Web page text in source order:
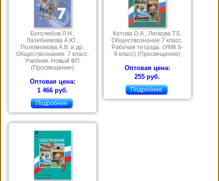
Боголюбов Л.Н.,
Лазебникова А.Ю.,
Половникова А.В. и др.
Обществознание. 7 класс.
Учебник. Новый ФП
(Просвещение)
Оптовая цена:
1 466 руб.
Подробнее
Котова О.А., Лискова Т.Е.
Обществознание 7 класс.
Рабочая тетрадь. (УМК 6-
9 класс) (Просвещение)
Оптовая цена:
255 руб.
Подробнее